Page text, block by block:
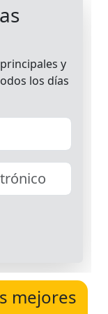
mejores